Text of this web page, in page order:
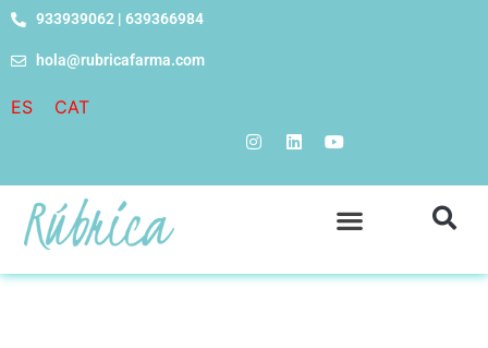
933939062 | 639366984
hola@rubricafarma.com
ES CAT